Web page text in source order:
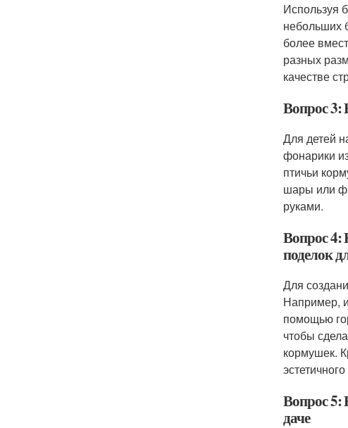
Используя
небольших
более
разных
качестве
Вопрос 3:
Для детей
фонарики
птичьи
шары или
руками.
Вопрос 4:
поделок
Для
Например,
помощью
чтобы
кормушек.
Вопрос 5:
даче